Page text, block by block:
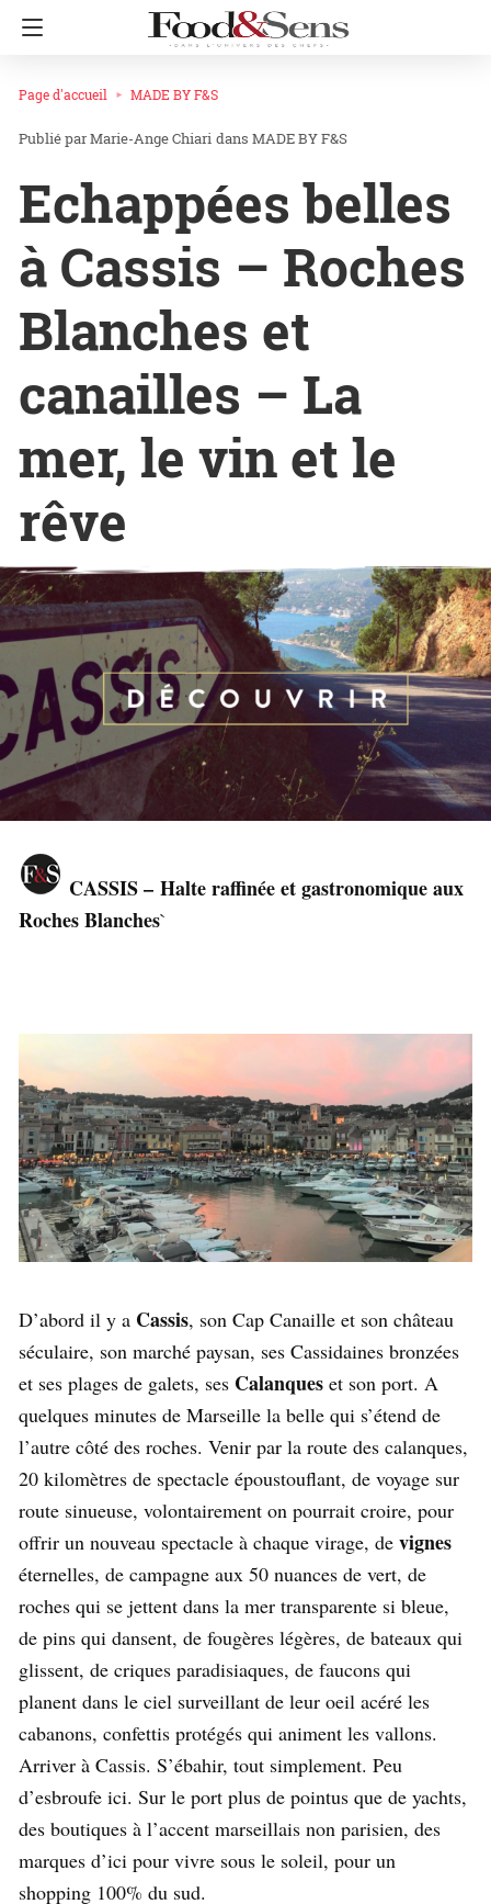
Page d'accueil MADE BY F&S
Marie-Ange Chiari dans MADE BY F&S
Echappées belles
à Cassis – Roches
Blanches et
canailles – La
mer, le vin et le
rêve
CASSIS – Halte raffinée et gastronomique aux
Roches Blanches`
D’abord il y a Cassis, son Cap Canaille et son château
séculaire, son marché paysan, ses Cassidaines bronzées
et ses plages de galets, ses Calanques et son port. A
quelques minutes de Marseille la belle qui s’étend de
l’autre côté des roches. Venir par la route des calanques,
20 kilomètres de spectacle époustouflant, de voyage sur
route sinueuse, volontairement on pourrait croire, pour
offrir un nouveau spectacle à chaque virage, de vignes
éternelles, de campagne aux 50 nuances de vert, de
roches qui se jettent dans la mer transparente si bleue,
de pins qui dansent, de fougères légères, de bateaux qui
glissent, de criques paradisiaques, de faucons qui
planent dans le ciel surveillant de leur oeil acéré les
cabanons, confettis protégés qui animent les vallons.
Arriver à Cassis. S’ébahir, tout simplement. Peu
d’esbroufe ici. Sur le port plus de pointus que de yachts,
des boutiques à l’accent marseillais non parisien, des
marques d’ici pour vivre sous le soleil, pour un
shopping 100% du sud.